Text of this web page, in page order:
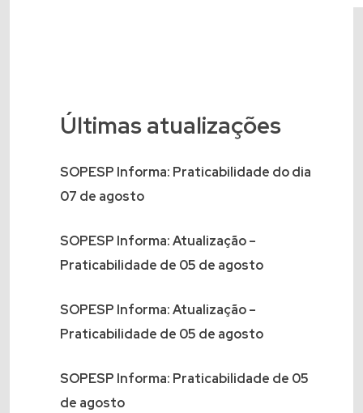
Últimas atualizações
SOPESP Informa: Praticabilidade do dia
07 de agosto
SOPESP Informa: Atualização –
Praticabilidade de 05 de agosto
SOPESP Informa: Atualização –
Praticabilidade de 05 de agosto
SOPESP Informa: Praticabilidade de 05
de agosto